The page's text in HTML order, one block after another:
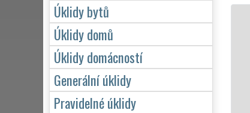
ÚKLID A
Franchisová síť
profesionální, kvalitní,
Poskytujeme náš
víkendů či státních
zárukou kvalitně
Úklidy bytů
Úklidy domů
Úklidy domácností
Generální úklidy
Pravidelné úklidy